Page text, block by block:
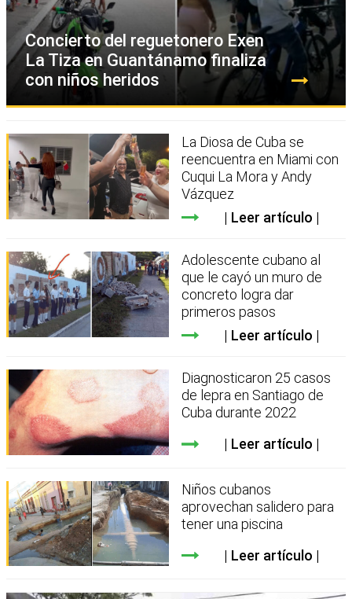
Concierto del reguetonero Exen
La Tiza en Guantánamo finaliza
con niños heridos
La Diosa de Cuba se
reencuentra en Miami con
Cuqui La Mora y Andy
Vázquez
Leer artículo
Adolescente cubano al
que le cayó un muro de
concreto logra dar
primeros pasos
Leer artículo
Diagnosticaron 25 casos
de lepra en Santiago de
Cuba durante 2022
Leer artículo
Niños cubanos
aprovechan salidero para
tener una piscina
Leer artículo